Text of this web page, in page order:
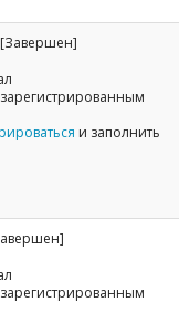
[Завершен]
и заполнить